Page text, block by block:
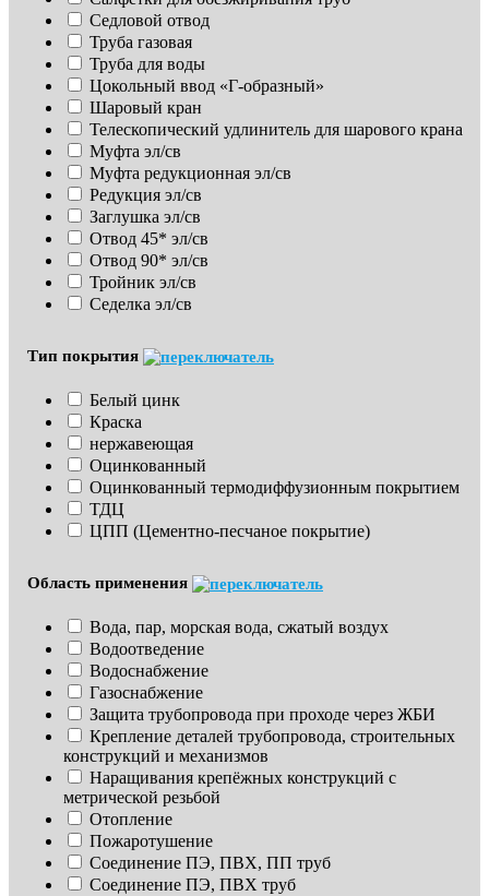
Седловой отвод
Труба газовая
Труба для воды
Цокольный ввод «Г-образный»
Шаровый кран
Телескопический удлинитель для шарового крана
Муфта эл/св
Муфта редукционная эл/св
Редукция эл/св
Заглушка эл/св
Отвод 45* эл/св
Отвод 90* эл/св
Тройник эл/св
Седелка эл/св
Тип покрытия
Белый цинк
Краска
нержавеющая
Оцинкованный
Оцинкованный термодиффузионным покрытием
ТДЦ
ЦПП (Цементно-песчаное покрытие)
Область применения
Вода, пар, морская вода, сжатый воздух
Водоотведение
Водоснабжение
Газоснабжение
Защита трубопровода при проходе через ЖБИ
Крепление деталей трубопровода, строительных
конструкций и механизмов
Наращивания крепёжных конструкций с
метрической резьбой
Отопление
Пожаротушение
Соединение ПЭ, ПВХ, ПП труб
Соединение ПЭ, ПВХ труб